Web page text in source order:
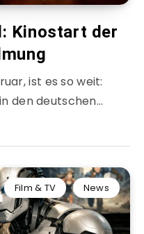
Kinostart der
ist es so weit:
den deutschen…
Film & TV News